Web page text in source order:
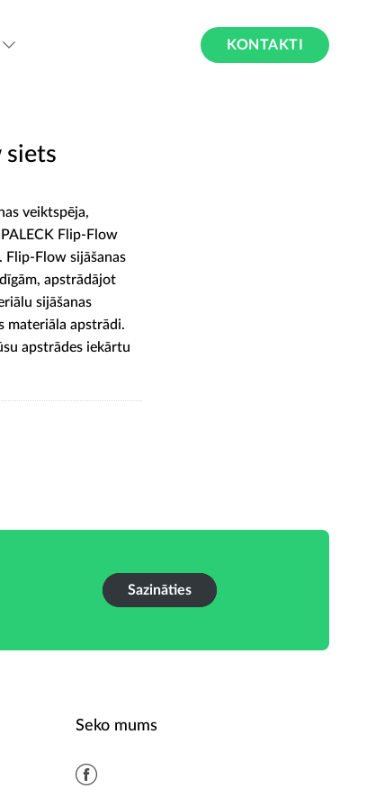
KONTAKTI
siets
veiktspēja,
Flip-Flow
Flip-Flow sijāšanas
apstrādājot
sijāšanas
materiāla apstrādi.
apstrādes iekārtu
Sazināties
Seko mums